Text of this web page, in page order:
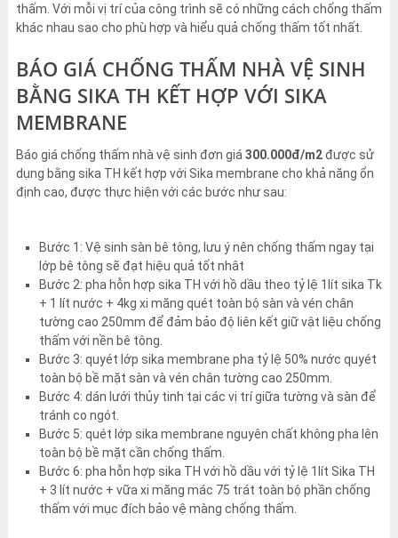
thấm. Với mỗi vị trí của công trình sẽ có những cách chống thấm
khác nhau sao cho phù hợp và hiểu quả chống thấm tốt nhất.
BÁO GIÁ CHỐNG THẤM NHÀ VỆ SINH
BẰNG SIKA TH KẾT HỢP VỚI SIKA
MEMBRANE
Báo giá chống thấm nhà vệ sinh đơn giá 300.000đ/m2được sử
dụng bằng sika TH kết hợp với Sika membrane cho khả năng ổn
định cao, được thực hiện với các bước như sau:
Bước 1: Vệ sinh sàn bê tông, lưu ý nên chống thấm ngay tại
lớp bê tông sẽ đạt hiệu quả tốt nhât
Bước 2: pha hỗn hợp sika TH với hồ dầu theo tỷ lệ 1lít sika Tk
+ 1 lít nước + 4kg xi măng quét toàn bộ sàn và vén chân
tường cao 250mm để đảm bảo độ liên kết giữ vật liệu chống
thấm với nền bê tông.
Bước 3: quyét lớp sika membrane pha tỷ lệ 50% nước quyét
toàn bộ bề mặt sàn và vén chân tường cao 250mm.
Bước 4: dán lưới thủy tinh tại các vị trí giữa tường và sàn để
tránh co ngót.
Bước 5: quét lớp sika membrane nguyên chất không pha lên
toàn bộ bề mặt cần chống thấm.
Bước 6: pha hỗn hợp sika TH với hồ dầu với tỷ lệ 1lít Sika TH
+ 3 lít nước + vữa xi măng mác 75 trát toàn bộ phần chống
thấm với mục đích bảo vệ màng chống thấm.